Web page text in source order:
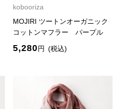
kobooriza
MOJIRI ツートンオーガニック
コットンマフラー パープル
5,280円 (税込)